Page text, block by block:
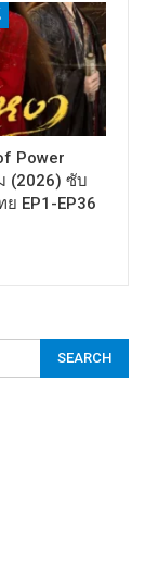
Power
(2026) ซับ
EP1-EP36